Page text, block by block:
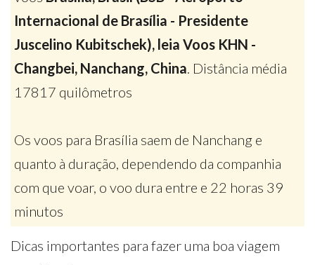
Internacional de Brasília - Presidente
Juscelino Kubitschek), leia Voos KHN -
Changbei, Nanchang, China. Distância média
17817 quilômetros
Os voos para Brasília saem de Nanchang e
quanto à duração, dependendo da companhia
com que voar, o voo dura entre e 22 horas 39
minutos
Dicas importantes para fazer uma boa viagem